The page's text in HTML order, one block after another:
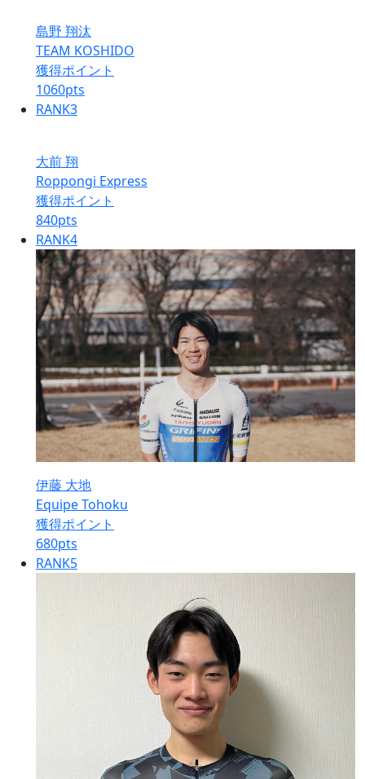
島野 翔汰
TEAM KOSHIDO
獲得ポイント
1060pts
RANK3
大前 翔
Roppongi Express
獲得ポイント
840pts
RANK4
伊藤 大地
Equipe Tohoku
獲得ポイント
680pts
RANK5